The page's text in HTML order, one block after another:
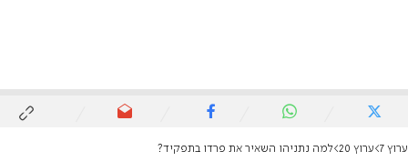
ערוץ 7 ערוץ 20 למה נתניהו השאיר את פרדו בתפקיד?